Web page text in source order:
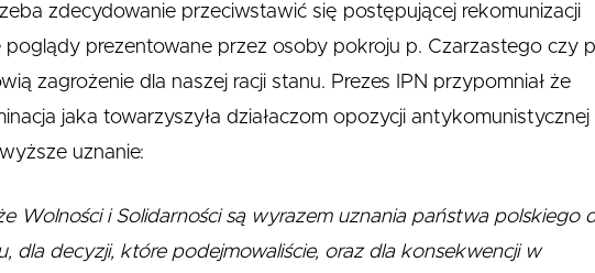
zdecydowanie przeciwstawić się postępującej rekomunizacji
poglądy prezentowane przez osoby pokroju p. Czarzastego czy
zagrożenie dla naszej racji stanu. Prezes IPN przypomniał że
jaka towarzyszyła działaczom opozycji antykomunistycznej
uznanie:
Wolności i Solidarności są wyrazem uznania państwa polskiego
dla decyzji, które podejmowaliście, oraz dla konsekwencji w